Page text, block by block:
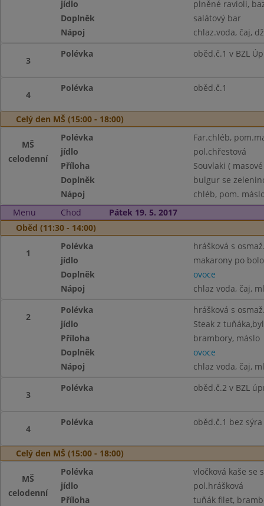
jídlo
plněné ravioli,
Doplněk
salátový bar
Nápoj
chlaz.voda, čaj,
3
Polévka oběd.č.1 v BZL
4
Polévka oběd.č.1
Celý den MŠ (15:00 - 18:00)
MŠ
celodenní
Polévka
Far.chléb,
jídlo
pol.chřestová
Příloha
Souvlaki (
Doplněk
bulgur se
Nápoj
chléb, pom.
Menu
Chod
Pátek 19. 5. 2017
Oběd (11:30 - 14:00)
1
Polévka
hrášková s
jídlo
makarony po
Doplněk
ovoce
Nápoj
chlaz voda, čaj,
2
Polévka
hrášková s
jídlo
Steak z
Příloha
brambory, máslo
Doplněk
ovoce
Nápoj
chlaz voda, čaj,
3
Polévka oběd.č.2 v BZL
4
Polévka oběd.č.1 bez sýra
Celý den MŠ (15:00 - 18:00)
MŠ
celodenní
Polévka
vločková kaše se
jídlo
pol.hrášková
Příloha
tuňák filet,